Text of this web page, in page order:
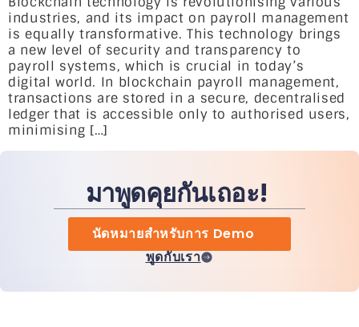
industries, and its impact on payroll management
is equally transformative. This technology brings
a new level of security and transparency to
payroll systems, which is crucial in today’s
digital world. In blockchain payroll management,
transactions are stored in a secure, decentralised
ledger that is accessible only to authorised users,
minimising […]
มาพูดคุยกันเถอะ!
นัดหมายสำหรับการ Demo
พูดกับเรา